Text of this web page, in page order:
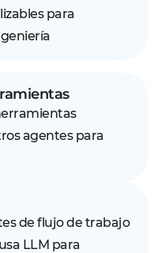
para
agentes para
de flujo de trabajo
LLM para